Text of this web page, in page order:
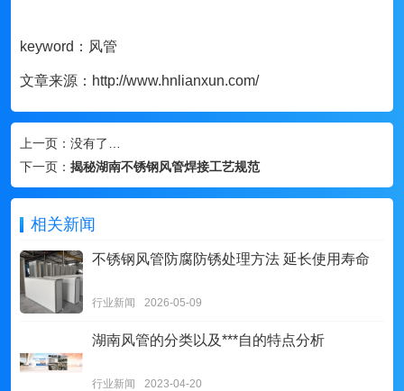
keyword：风管
文章来源：http://www.hnlianxun.com/
上一页： 没有了…
下一页： 揭秘湖南不锈钢风管焊接工艺规范
相关新闻
不锈钢风管防腐防锈处理方法 延长使用寿命
行业新闻 2026-05-09
湖南风管的分类以及***自的特点分析
行业新闻 2023-04-20